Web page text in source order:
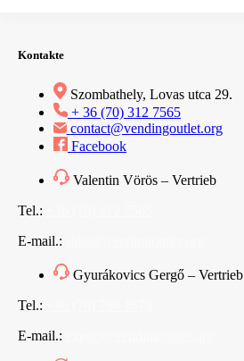
Kontakte
Szombathely, Lovas utca 29.
+ 36 (70) 312 7565
contact@vendingoutlet.org
Facebook
Valentin Vörös – Vertrieb
Tel.:
E-mail.:
Gyurákovics Gergő – Vertrieb
Tel.:
E-mail.: